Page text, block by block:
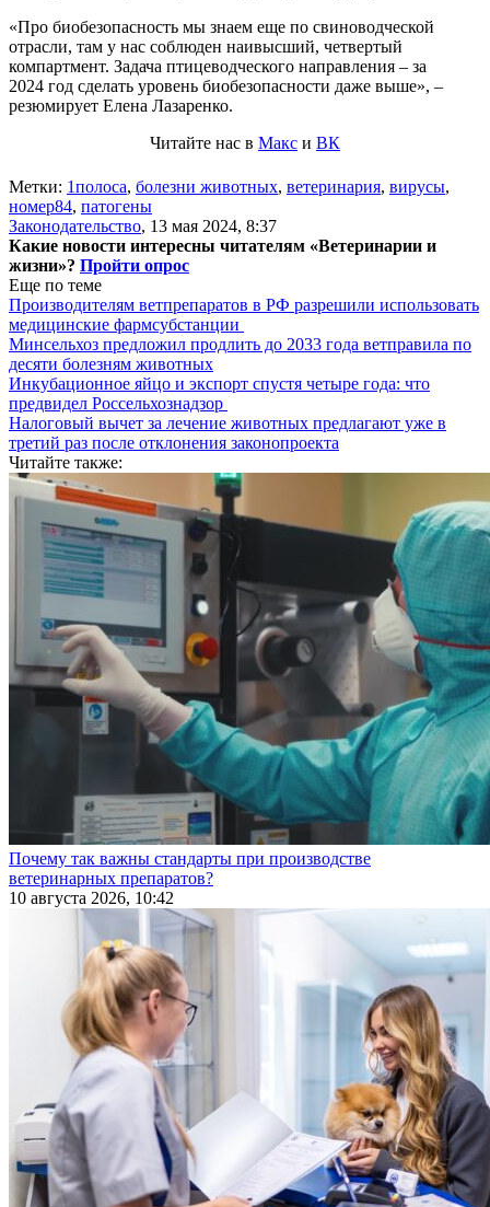
«Про биобезопасность мы знаем еще по свиноводческой
отрасли, там у нас соблюден наивысший, четвертый
компартмент. Задача птицеводческого направления – за
2024 год сделать уровень биобезопасности даже выше», –
резюмирует Елена Лазаренко.
Читайте нас в Макс и ВК
Метки: 1полоса, болезни животных, ветеринария, вирусы,
номер84, патогены
Законодательство, 13 мая 2024, 8:37
Какие новости интересны читателям «Ветеринарии и
жизни»? Пройти опрос
Еще по теме
Производителям ветпрепаратов в РФ разрешили использовать
медицинские фармсубстанции
Минсельхоз предложил продлить до 2033 года ветправила по
десяти болезням животных
Инкубационное яйцо и экспорт спустя четыре года: что
предвидел Россельхознадзор
Налоговый вычет за лечение животных предлагают уже в
третий раз после отклонения законопроекта
Читайте также:
Почему так важны стандарты при производстве
ветеринарных препаратов?
10 августа 2026, 10:42